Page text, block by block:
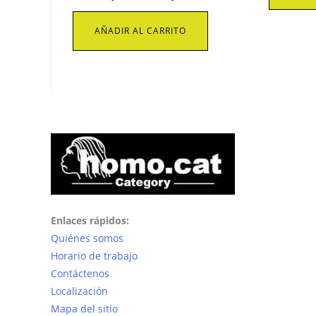
original
$1.863,78.
actual
AÑADIR AL CARRITO
Enlaces rápidos:
Quiénes somos
Horario de trabajo
Contáctenos
Localización
Mapa del sitio